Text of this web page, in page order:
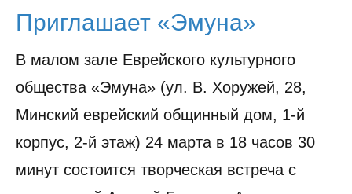
Приглашает «Эмуна»
В малом зале Еврейского культурного
общества «Эмуна» (ул. В. Хоружей, 28,
Минский еврейский общинный дом, 1-й
корпус, 2-й этаж) 24 марта в 18 часов 30
минут состоится творческая встреча с